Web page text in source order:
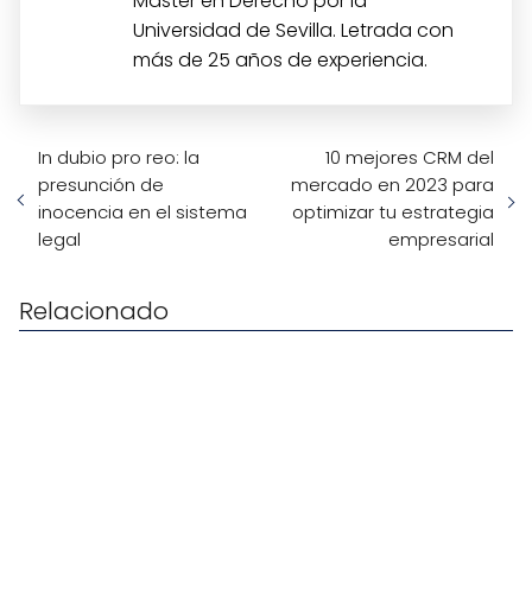
Universidad de Sevilla. Letrada con
más de 25 años de experiencia.
In dubio pro reo: la
presunción de
inocencia en el sistema
legal
10 mejores CRM del
mercado en 2023 para
optimizar tu estrategia
empresarial
Relacionado